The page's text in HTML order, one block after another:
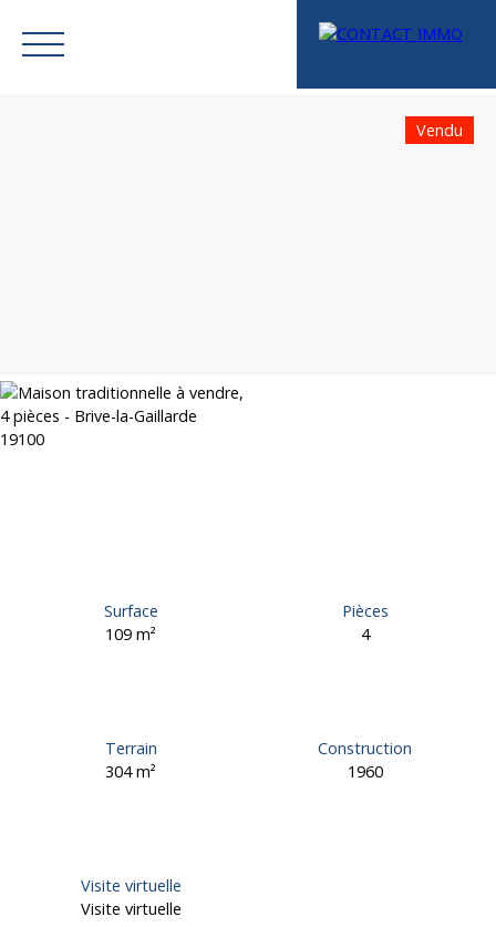
Mes favoris Espace vendeur
Vendu
Surface
109m²
Pièces
4
Terrain
304m²
Construction
1960
Visite virtuelle
Visite virtuelle